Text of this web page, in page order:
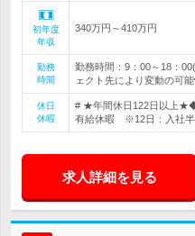
初年度
年収
340万円～410万円
勤務
時間
勤務時間：9：00～18：
ェクト先により変動の可
休日
休暇
# ★年間休日122日以上
有給休暇 ※12日：入社半
求人詳細を見る